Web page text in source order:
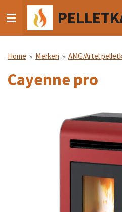
direct
hoofdinhoud
Home » Merken » AMG/Artel
Cayenne pro